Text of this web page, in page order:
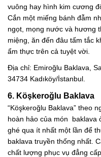
vuông hay hình kim cương
Cắn một miếng bánh đẫm
ngọt, mọng nước và hương
miệng, ăn đến đâu tấm tắc
ẩm thực trên cả tuyệt vời.
Địa chỉ: Emiroğlu Baklava,
34734 Kadıköy/İstanbul.
6. Köşkeroğlu Baklava
“Köşkeroğlu Baklava” theo
hoàn hảo của món baklava
ghé qua ít nhất một lần để
baklava truyền thống nhất.
chất lượng phục vụ đẳng